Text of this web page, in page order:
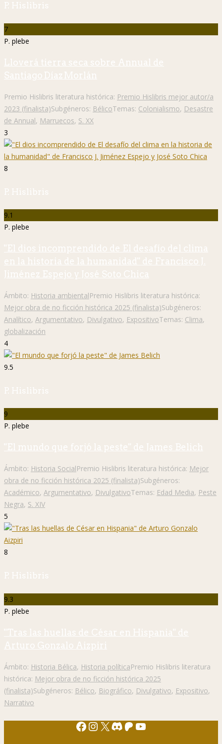
P. Hislibris
7
P. plebe
Lloverá tierra seca sobre Annual de
Santiago Díaz Morlán
Premio Hislibris literatura histórica: Premio Hislibris mejor autor/a
2023 (finalista)Subgéneros: BélicoTemas: Colonialismo, Desastre
de Annual, Marruecos, S. XX
3
8
P. Hislibris
9.1
P. plebe
"El dios incomprendido de El desafío del clima
en la historia de la humanidad" de Francisco J.
Jiménez Espejo y José Soto Chica
Ámbito: Historia ambientalPremio Hislibris literatura histórica:
Mejor obra de no ficción histórica 2025 (finalista)Subgéneros:
Analítico, Argumentativo, Divulgativo, ExpositivoTemas: Clima,
globalización
4
9.5
P. Hislibris
9
P. plebe
"El mundo que forjó la peste" de James Belich
Ámbito: Historia SocialPremio Hislibris literatura histórica: Mejor
obra de no ficción histórica 2025 (finalista)Subgéneros:
Académico, Argumentativo, DivulgativoTemas: Edad Media, Peste
Negra, S. XIV
5
8
P. Hislibris
9.3
P. plebe
"Tras las huellas de César en Hispania" de
Arturo Gonzalo Aizpiri
Ámbito: Historia Bélica, Historia políticaPremio Hislibris literatura
histórica: Mejor obra de no ficción histórica 2025
(finalista)Subgéneros: Bélico, Biográfico, Divulgativo, Expositivo,
Narrativo
Facebook
Instagram
X Discord
Patreon
YouTube